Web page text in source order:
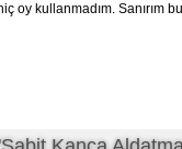
oy kullanmadım. Sanırım